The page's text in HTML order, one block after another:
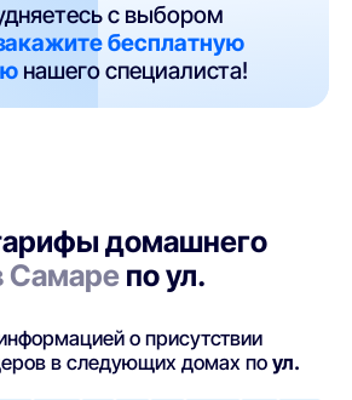
с выбором
бесплатную
нашего специалиста!
домашнего
Самаре по ул.
о присутствии
в следующих домах поул.